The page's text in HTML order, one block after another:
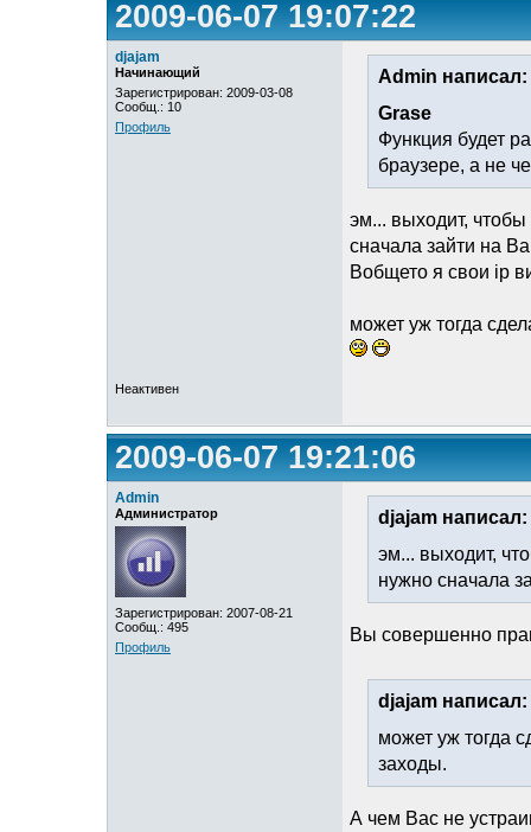
2009-06-07 19:07:22
djajam
Начинающий
Зарегистрирован: 2009-03-08
Сообщ.: 10
Профиль
Admin написал:
Grase
Функция будет
браузере, а не
эм... выходит,
сначала зайти на
Вобщето я свои ip
может уж тогда
Неактивен
2009-06-07 19:21:06
Admin
Администратор
Зарегистрирован: 2007-08-21
Сообщ.: 495
Профиль
djajam написал:
эм... выходит,
нужно сначала
Вы совершенно
djajam написал:
может уж тогда
заходы.
А чем Вас не